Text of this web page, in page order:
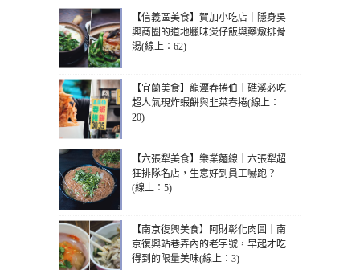
【信義區美食】賀加小吃店｜隱身吳
興商圈的道地臘味煲仔飯與藥燉排骨
湯(線上：62)
【宜蘭美食】龍潭春捲伯｜礁溪必吃
超人氣現炸蝦餅與韭菜春捲(線上：
20)
【六張犁美食】樂業麵線｜六張犁超
狂排隊名店，生意好到員工嚇跑？
(線上：5)
【南京復興美食】阿財彰化肉圓｜南
京復興站巷弄內的老字號，早起才吃
得到的限量美味(線上：3)